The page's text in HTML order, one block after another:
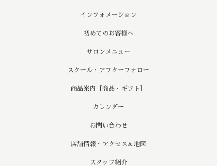
インフォメーション
初めてのお客様へ
サロンメニュー
スクール・アフターフォロー
商品案内［商品・ギフト］
カレンダー
お問い合わせ
店舗情報・アクセス＆地図
スタッフ紹介